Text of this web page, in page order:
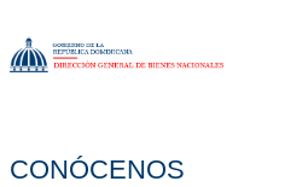
CONÓCENOS